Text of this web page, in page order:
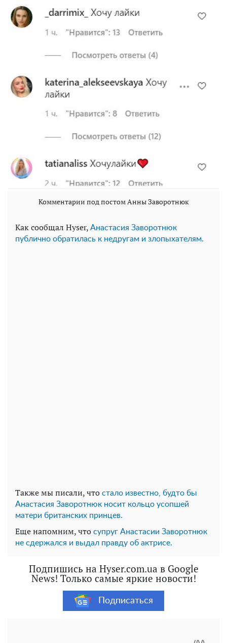
Комментарии под постом Анны Заворотнюк
Как сообщал Hyser, Анастасия Заворотнюк
публично обратилась к недругам и злопыхателям.
Также мы писали, что стало известно, будто бы
Анастасия Заворотнюк носит кольцо усопшей
матери британских принцев.
Еще напомним, что супруг Анастасии Заворотнюк
не сдержался и выдал правду об актрисе.
Подпишись на Hyser.com.ua в Google
News! Только самые яркие новости!
Подписаться